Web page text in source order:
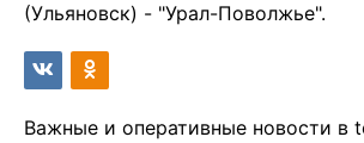
(Ульяновск) - "Урал-Поволжье".
Важные и оперативные новости в